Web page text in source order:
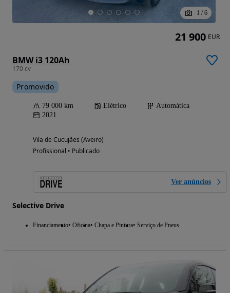
1 / 6
BMW i3 120Ah
170 cv
Promovido
79 000 km Elétrico
Automática
2021
Vila de Cucujães (Aveiro)
Profissional • Publicado
Ver anúncios
Selective Drive
Financiamento Oficina Chapa e Pintura Serviço de Pneus
21 900 EUR